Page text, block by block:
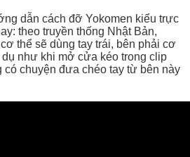
dẫn cách đỡ Yokomen kiểu trực
theo truyền thống Nhật Bản,
thể sẽ dùng tay trái, bên phải cơ
như khi mở cửa kéo trong clip
chuyện đưa chéo tay từ bên này